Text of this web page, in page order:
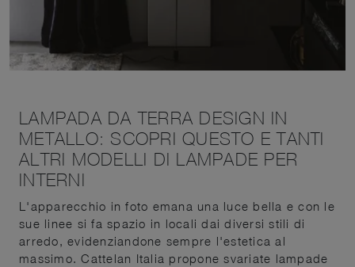
LAMPADA DA TERRA DESIGN IN
METALLO: SCOPRI QUESTO E TANTI
ALTRI MODELLI DI LAMPADE PER
INTERNI
L'apparecchio in foto emana una luce bella e con le
sue linee si fa spazio in locali dai diversi stili di
arredo, evidenziandone sempre l'estetica al
massimo. Cattelan Italia propone svariate lampade